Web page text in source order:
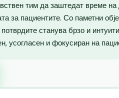
тим да заштедат време
за пациентите. Со паметни
станува брзо и
усогласен и фокусиран на